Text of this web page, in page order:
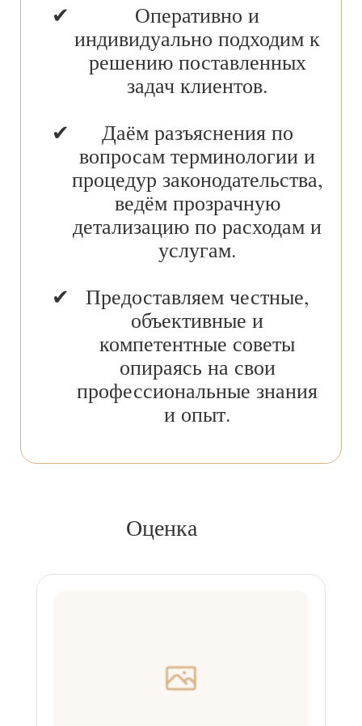
Оперативно и
индивидуально подходим к
решению поставленных
задач клиентов.
Даём разъяснения по
вопросам терминологии и
процедур законодательства,
ведём прозрачную
детализацию по расходам и
услугам.
Предоставляем честные,
объективные и
компетентные советы
опираясь на свои
профессиональные знания
и опыт.
Оценка